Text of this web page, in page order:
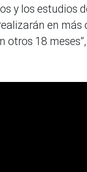
y los
en
otros 18